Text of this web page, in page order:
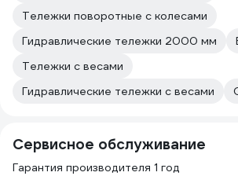
Тележки поворотные с колесами
Гидравлические тележки 2000 мм
Тележки с весами
Гидравлические тележки с весами
Сервисное обслуживание
Гарантия производителя 1 год